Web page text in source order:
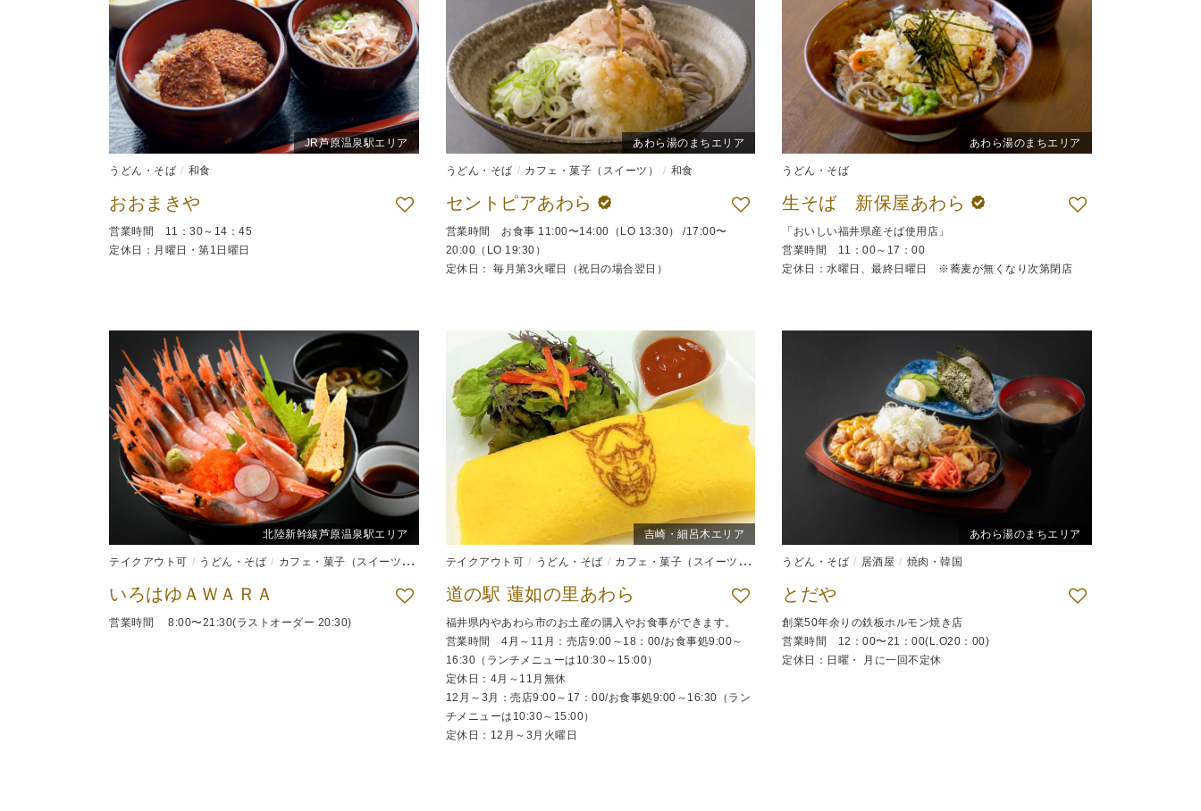
JR芦原温泉駅エリア
うどん・そば 和食
おおまきや
営業時間 11：30～14：45
定休日：月曜日・第1日曜日
あわら湯のまちエリア
うどん・そば カフェ・菓子（スイーツ） 和食
セントピアあわら
営業時間 お食事 11:00〜14:00（LO 13:30） /17:00〜
20:00（LO 19:30）
定休日： 毎月第3火曜日（祝日の場合翌日）
あわら湯のまちエリア
うどん・そば
生そば 新保屋あわら
「おいしい福井県産そば使用店」
営業時間 11：00～17：00
定休日：水曜日、最終日曜日 ※蕎麦が無くなり次第閉店
北陸新幹線芦原温泉駅エリア
テイクアウト可 うどん・そば カフェ・菓子（スイーツ）
いろはゆＡＷＡＲＡ
営業時間 8:00〜21:30(ラストオーダー 20:30)
吉崎・細呂木エリア
テイクアウト可 うどん・そば カフェ・菓子（スイーツ） 弁当
道の駅 蓮如の里あわら
福井県内やあわら市のお土産の購入やお食事ができます。
営業時間 4月～11月：売店9:00～18：00/お食事処9:00～
16:30（ランチメニューは10:30～15:00）
定休日：4月～11月無休
12月～3月：売店9:00～17：00/お食事処9:00～16:30（ラン
チメニューは10:30～15:00）
定休日：12月～3月火曜日
あわら湯のまちエリア
うどん・そば 居酒屋 焼肉・韓国
とだや
創業50年余りの鉄板ホルモン焼き店
営業時間 12：00〜21：00(L.O20：00)
定休日：日曜・ 月に一回不定休